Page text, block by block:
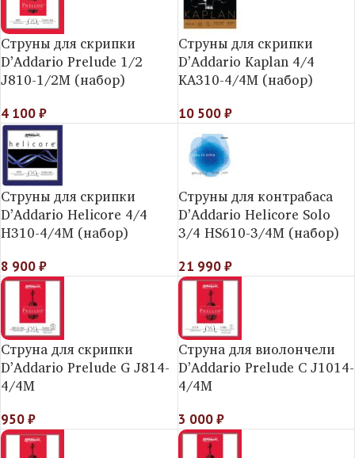
Струны для скрипки
D’Addario Prelude 1/2
J810-1/2M (набор)
4 100₽
Струны для скрипки
D’Addario Kaplan 4/4
KA310-4/4M (набор)
10 500₽
Струны для скрипки
D’Addario Helicorе 4/4
H310-4/4M (набор)
8 900₽
Струны для контрабаса
D’Addario Helicorе Solo
3/4 HS610-3/4M (набор)
21 990₽
Струна для скрипки
D’Addario Prelude G J814-
4/4M
950₽
Струна для виолончели
D’Addario Prelude C J1014-
4/4M
3 000₽